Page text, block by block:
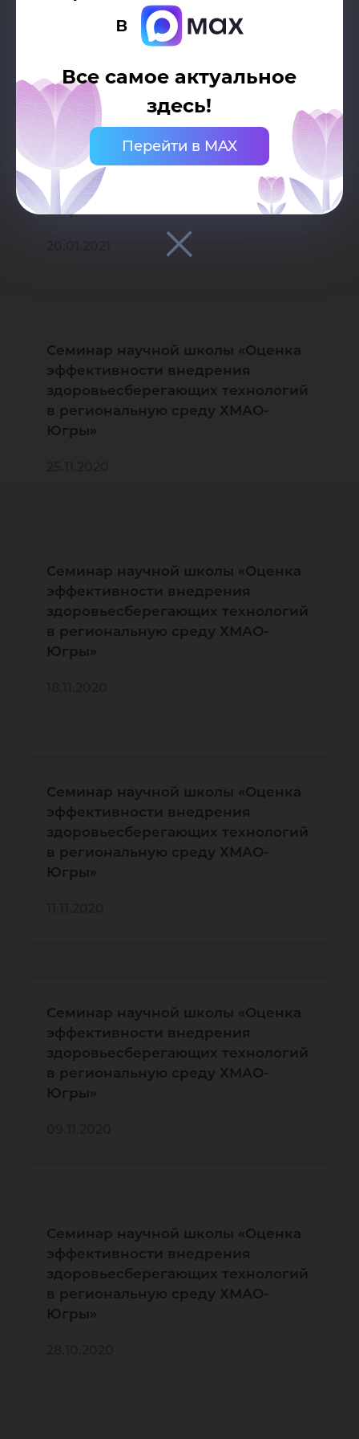
в
Все самое актуальное
здесь!
Перейти в MAX
Семинар научной школы «Оценка
эффективности внедрения
здоровьесберегающих технологий
в региональную среду ХМАО-
Югры»
Семинар научной школы «Оценка
эффективности внедрения
здоровьесберегающих технологий
в региональную среду ХМАО-
Югры»
Семинар научной школы «Оценка
эффективности внедрения
здоровьесберегающих технологий
в региональную среду ХМАО-
Югры»
Семинар научной школы «Оценка
эффективности внедрения
здоровьесберегающих технологий
в региональную среду ХМАО-
Югры»
Семинар научной школы «Оценка
эффективности внедрения
здоровьесберегающих технологий
в региональную среду ХМАО-
Югры»
Семинар научной школы «Оценка
эффективности внедрения
здоровьесберегающих технологий
в региональную среду ХМАО-
Югры»